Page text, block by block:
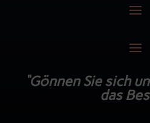
“Gönnen Sie sich
das